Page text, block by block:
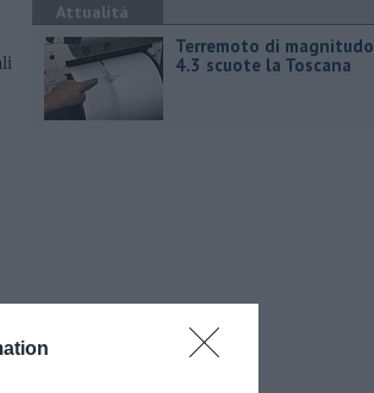
Attualità
Terremoto di magnitudo
4.3 scuote la Toscana